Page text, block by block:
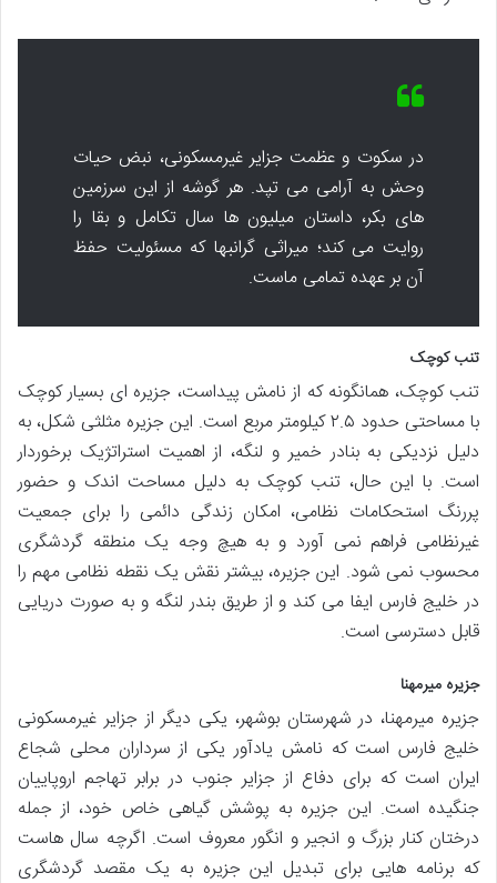
در سکوت و عظمت جزایر غیرمسکونی، نبض حیات
وحش به آرامی می تپد. هر گوشه از این سرزمین
های بکر، داستان میلیون ها سال تکامل و بقا را
روایت می کند؛ میراثی گرانبها که مسئولیت حفظ
آن بر عهده تمامی ماست.
تنب کوچک
تنب کوچک، همانگونه که از نامش پیداست، جزیره ای بسیار کوچک
با مساحتی حدود ۲.۵ کیلومتر مربع است. این جزیره مثلثی شکل، به
دلیل نزدیکی به بنادر خمیر و لنگه، از اهمیت استراتژیک برخوردار
است. با این حال، تنب کوچک به دلیل مساحت اندک و حضور
پررنگ استحکامات نظامی، امکان زندگی دائمی را برای جمعیت
غیرنظامی فراهم نمی آورد و به هیچ وجه یک منطقه گردشگری
محسوب نمی شود. این جزیره، بیشتر نقش یک نقطه نظامی مهم را
در خلیج فارس ایفا می کند و از طریق بندر لنگه و به صورت دریایی
قابل دسترسی است.
جزیره میرمهنا
جزیره میرمهنا، در شهرستان بوشهر، یکی دیگر از جزایر غیرمسکونی
خلیج فارس است که نامش یادآور یکی از سرداران محلی شجاع
ایران است که برای دفاع از جزایر جنوب در برابر تهاجم اروپاییان
جنگیده است. این جزیره به پوشش گیاهی خاص خود، از جمله
درختان کنار بزرگ و انجیر و انگور معروف است. اگرچه سال هاست
که برنامه هایی برای تبدیل این جزیره به یک مقصد گردشگری